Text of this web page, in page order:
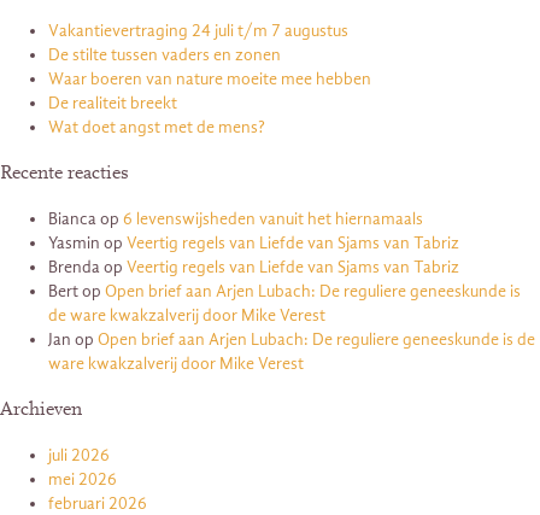
Vakantievertraging 24 juli t/m 7 augustus
De stilte tussen vaders en zonen
Waar boeren van nature moeite mee hebben
De realiteit breekt
Wat doet angst met de mens?
Recente reacties
Biancaop 6 levenswijsheden vanuit het hiernamaals
Yasmin op Veertig regels van Liefde van Sjams van Tabriz
Brendaop Veertig regels van Liefde van Sjams van Tabriz
Bertop Open brief aan Arjen Lubach: De reguliere geneeskunde is
de ware kwakzalverij door Mike Verest
Jan op Open brief aan Arjen Lubach: De reguliere geneeskunde is de
ware kwakzalverij door Mike Verest
Archieven
juli 2026
mei 2026
februari 2026